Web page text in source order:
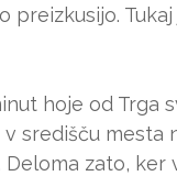
preizkusijo.
hoje od Trga
središču mesta
zato,